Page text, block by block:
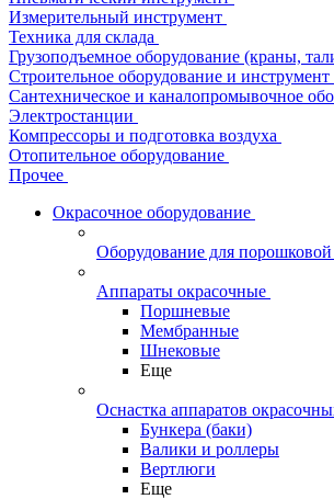
Измерительный инструмент
Техника для склада
Грузоподъемное оборудование (краны,
Строительное оборудование и инструмент
Сантехническое и каналопромывочное
Электростанции
Компрессоры и подготовка воздуха
Отопительное оборудование
Прочее
Окрасочное оборудование
Оборудование для порошковой
Аппараты окрасочные
Поршневые
Мембранные
Шнековые
Еще
Оснастка аппаратов
Бункера (баки)
Валики и роллеры
Вертлюги
Еще